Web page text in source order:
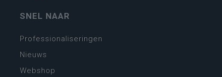
SNEL NAAR
Professionaliseringen
Nieuws
Webshop